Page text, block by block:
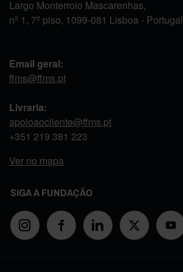
Largo Monterroio Mascarenhas,
nº 1, 7º piso, 1099-081 Lisboa - Portugal
Email geral:
ffms@ffms.pt
Livraria:
apoioaocliente@ffms.pt
+351 219 381 223
Ver no mapa
SIGA A FUNDAÇÃO